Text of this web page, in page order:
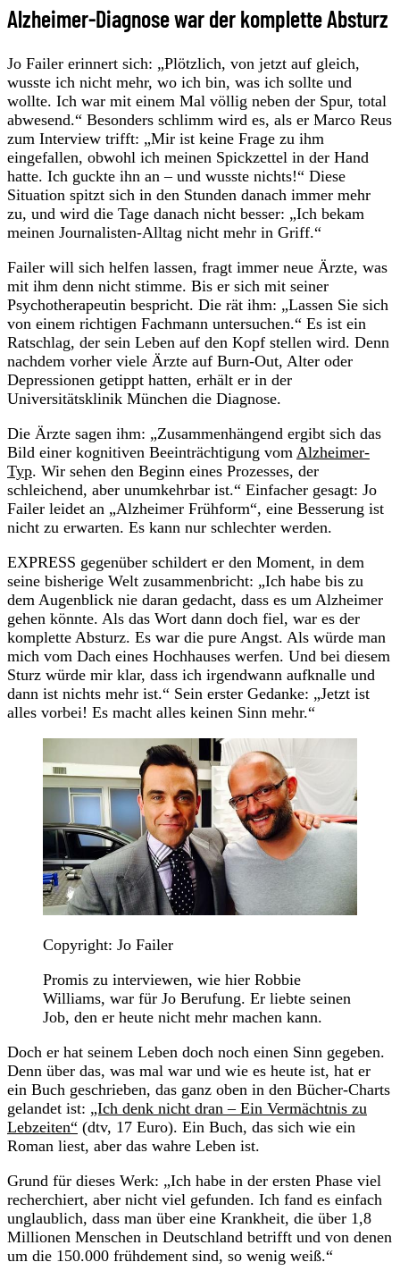
Alzheimer-Diagnose war der komplette Absturz
Jo Failer erinnert sich: „Plötzlich, von jetzt auf gleich,
wusste ich nicht mehr, wo ich bin, was ich sollte und
wollte. Ich war mit einem Mal völlig neben der Spur, total
abwesend.“ Besonders schlimm wird es, als er Marco Reus
zum Interview trifft: „Mir ist keine Frage zu ihm
eingefallen, obwohl ich meinen Spickzettel in der Hand
hatte. Ich guckte ihn an – und wusste nichts!“ Diese
Situation spitzt sich in den Stunden danach immer mehr
zu, und wird die Tage danach nicht besser: „Ich bekam
meinen Journalisten-Alltag nicht mehr in Griff.“
Failer will sich helfen lassen, fragt immer neue Ärzte, was
mit ihm denn nicht stimme. Bis er sich mit seiner
Psychotherapeutin bespricht. Die rät ihm: „Lassen Sie sich
von einem richtigen Fachmann untersuchen.“ Es ist ein
Ratschlag, der sein Leben auf den Kopf stellen wird. Denn
nachdem vorher viele Ärzte auf Burn-Out, Alter oder
Depressionen getippt hatten, erhält er in der
Universitätsklinik München die Diagnose.
Die Ärzte sagen ihm: „Zusammenhängend ergibt sich das
Bild einer kognitiven Beeinträchtigung vom Alzheimer-
Typ. Wir sehen den Beginn eines Prozesses, der
schleichend, aber unumkehrbar ist.“ Einfacher gesagt: Jo
Failer leidet an „Alzheimer Frühform“, eine Besserung ist
nicht zu erwarten. Es kann nur schlechter werden.
EXPRESS gegenüber schildert er den Moment, in dem
seine bisherige Welt zusammenbricht: „Ich habe bis zu
dem Augenblick nie daran gedacht, dass es um Alzheimer
gehen könnte. Als das Wort dann doch fiel, war es der
komplette Absturz. Es war die pure Angst. Als würde man
mich vom Dach eines Hochhauses werfen. Und bei diesem
Sturz würde mir klar, dass ich irgendwann aufknalle und
dann ist nichts mehr ist.“ Sein erster Gedanke: „Jetzt ist
alles vorbei! Es macht alles keinen Sinn mehr.“
Copyright: Jo Failer
Promis zu interviewen, wie hier Robbie
Williams, war für Jo Berufung. Er liebte seinen
Job, den er heute nicht mehr machen kann.
Doch er hat seinem Leben doch noch einen Sinn gegeben.
Denn über das, was mal war und wie es heute ist, hat er
ein Buch geschrieben, das ganz oben in den Bücher-Charts
gelandet ist: „Ich denk nicht dran – Ein Vermächtnis zu
Lebzeiten“ (dtv, 17 Euro). Ein Buch, das sich wie ein
Roman liest, aber das wahre Leben ist.
Grund für dieses Werk: „Ich habe in der ersten Phase viel
recherchiert, aber nicht viel gefunden. Ich fand es einfach
unglaublich, dass man über eine Krankheit, die über 1,8
Millionen Menschen in Deutschland betrifft und von denen
um die 150.000 frühdement sind, so wenig weiß.“